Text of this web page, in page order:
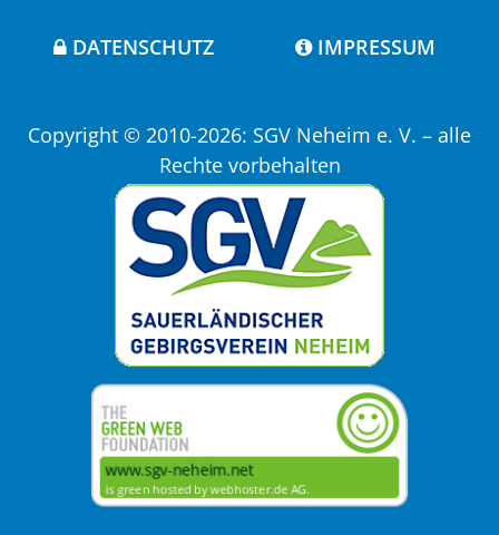
DATENSCHUTZ IMPRESSUM
Copyright © 2010-2026: SGV Neheim e. V. – alle
Rechte vorbehalten